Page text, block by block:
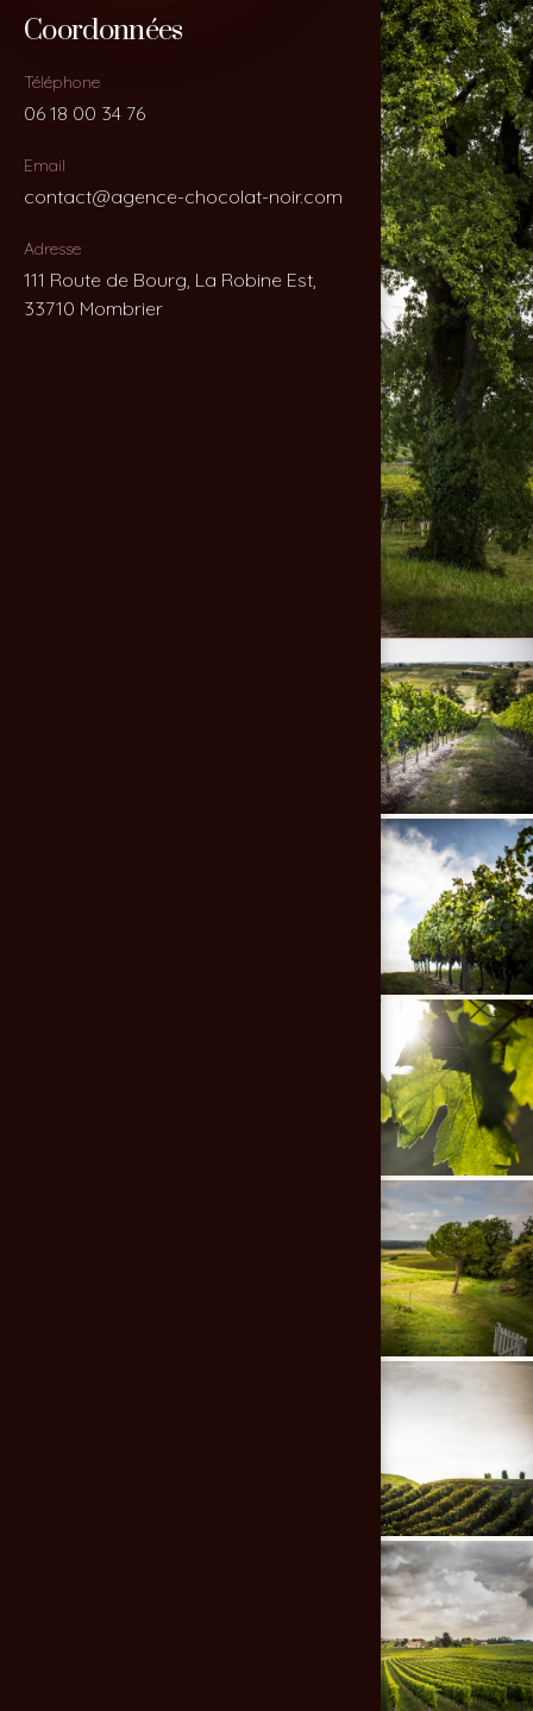
Coordonnées
Téléphone
06 18 00 34 76
Email
contact@agence-chocolat-noir.com
Adresse
111 Route de Bourg, La Robine Est,
33710 Mombrier
Coordonnées
Téléphone
06 18 00 34 76
Email
contact@agence-chocolat-noir.com
Adresse
111 Route de Bourg, La Robine Est,
33710 Mombrier